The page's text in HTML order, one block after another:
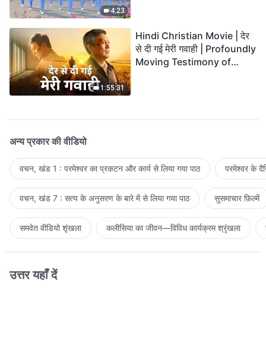
4:23
1:55:31
Hindi Christian Movie | देर
से दी गई मेरी गवाही | Profoundly
Moving Testimony of
अन्य प्रकार की वीडियो
वचन, खंड 1 : परमेश्वर का प्रकटन और कार्य से लिया गया पाठ परमेश्वर के
वचन, खंड 7 : सत्य के अनुसरण के बारे में से लिया गया पाठ सुसमाचार फ़िल्में
समवेत वीडियो शृंखला कलीसिया का जीवन—विविध कार्यक्रम श्रृंखला
उत्तर यहाँ दें